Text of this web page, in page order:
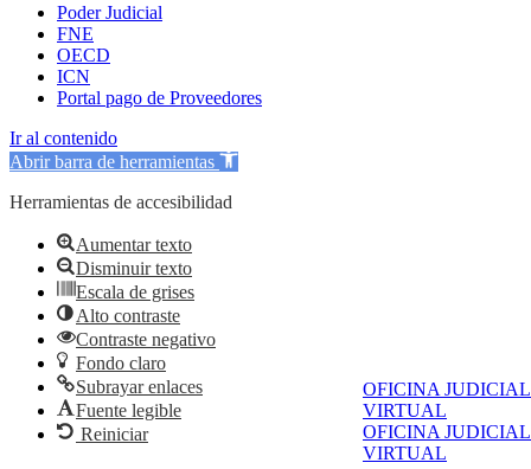
OFICINA JUDICIAL
VIRTUAL
OFICINA JUDICIAL
VIRTUAL
Poder Judicial
FNE
OECD
ICN
Portal pago de Proveedores
Ir al contenido
Abrir barra de herramientas
Herramientas de accesibilidad
Aumentar texto
Disminuir texto
Escala de grises
Alto contraste
Contraste negativo
Fondo claro
Subrayar enlaces
Fuente legible
Reiniciar